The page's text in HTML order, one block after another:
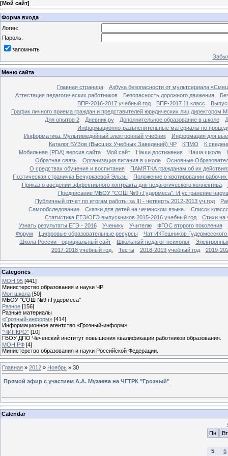
[Мой сайт]
Форма входа
Логин:
Пароль:
запомнить
Меню сайта
Главная страница
Азбука безопасности от мультсериала
Аттестация педагогических работников
Безопасность дорожного движения
ВПР-2016-2017 учебный год
ВПР-2017 11 класс
График личного приема граждан и представителей юридических лиц
Для опытов 2
Дневник.ру Дополнительное образование в школе
Информационно-разъяснительные материалы по
Информатика. Мультимедийный электронный учебник
Информация для
Каталог ВУЗов (Высших Учебных Заведений) ЧР
КПМО
К
Мобильная (PDA) версия сайта
Мой сайт Наши достижения Наша школа
Обратная связь
Организация питания в школе
Основные
О средствах обучения и воспитания
ПАМЯТКА гражданам об их
Поэтическая страничка Бечуркаевой Эльзы
Положение о квотировании
Приказ о введении эффективного контракта для педагогического коллектива
Предписание МБОУ "СОШ №9 г.Гудермеса". И устранение
Публичный отчет по итогам работы за III - четверть 2012-2013 уч.год
Самообследование
Сказки для детей на чеченском языке.
Список
Статистика ЕГЭ/ОГЭ выпускников 2015-2016 учебный год
Стихи на
Узнать результаты ЕГЭ - 2016
Ученику Учителю ФГОС второго поколения
Форум
Цифровые образовательные ресурсы
Чат ИКТешников Гудермесского
Школа России - официальный сайт
Школьный педагог-психолог
2017-2018 учебный год.
Тесты 2018-2019 учебный год 2019-
Categories
МОН 95 [441]
Министерство образования и науки ЧР
Моя школа [50]
МБОУ "СОШ №9 г.Гудермеса"
Разное [156]
Разные материалы
«Грозный-информ» [414]
Информационное агентство «Грозный-информ»
"ЧИПКРО" [10]
ГБОУ ДПО Чеченский институт повышения квалификации работников образования.
МОН РФ [4]
Министерство образования и науки Российской Федерации.
Главная » 2012 » Ноябрь » 30
Прямой эфир с участием А.А. Музаева на ЧГТРК "Грозный"
Calendar
Пн
Вт
5
6